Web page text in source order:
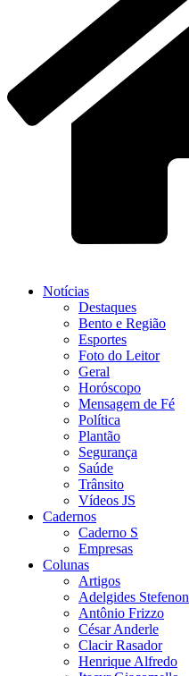
Notícias
Destaques
Bento e Região
Esportes
Foto do Leitor
Geral
Horóscopo
Mensagem de Fé
Política
Plantão
Segurança
Saúde
Trânsito
Vídeos JS
Cadernos
Caderno S
Empresas
Colunas
Artigos
Adelgides Stefenon
Antônio Frizzo
César Anderle
Clacir Rasador
Henrique Alfredo